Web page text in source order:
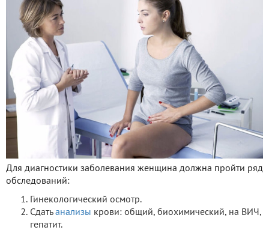
Для диагностики заболевания женщина должна пройти ряд
обследований:
Гинекологический осмотр.
Сдать анализы крови: общий, биохимический, на ВИЧ,
гепатит.